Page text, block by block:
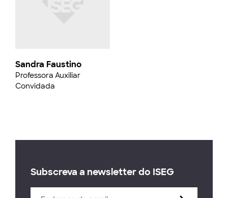
Sandra Faustino
Professora Auxiliar
Convidada
Subscreva a newsletter do ISEG